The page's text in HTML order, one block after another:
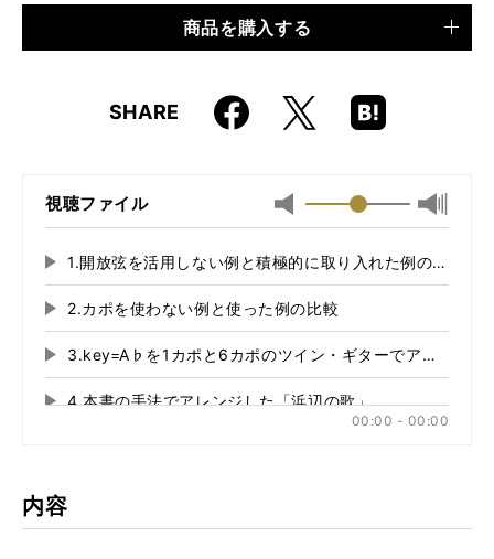
9784845623006
商品を購入する
SHARE Faceboo
k
X
Hatena
Boo
視聴ファイル
最小
音
量
に
り
え
る
最大音
量
切
る
再
生
す
る
1.開放弦を活用しない例と積極的に取り入れた例の比較
再
生
す
る
2.カポを使わない例と使った例の比較
再
生
す
3.key=A♭を1カポと6カポのツイン・ギターでアレンジ
再
4.本書の手法でアレンジした「浜辺の歌」
す
る
00:00 - 00:00
内容